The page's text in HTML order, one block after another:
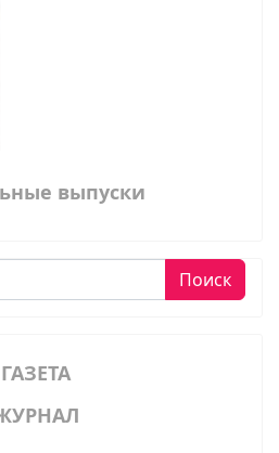
выпуски
Поиск
ГАЗЕТА